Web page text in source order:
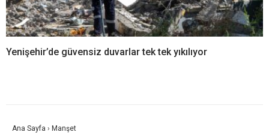
Yenişehir’de güvensiz duvarlar tek tek yıkılıyor
Ana Sayfa › Manşet